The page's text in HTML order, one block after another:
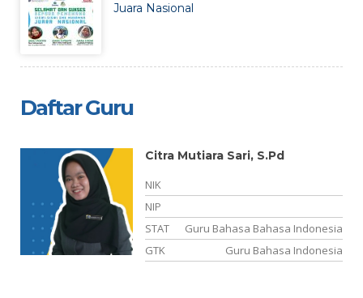
Juara Nasional
Daftar Guru
Citra Mutiara Sari, S.Pd
NIK
NIP
STAT
Guru Bahasa Bahasa Indonesia
GTK
Guru Bahasa Indonesia